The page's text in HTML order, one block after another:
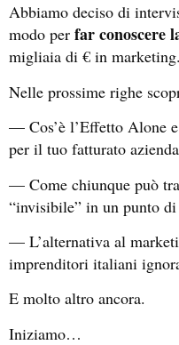
Abbiamo deciso di
modo per far conoscere
migliaia di € in marketing.
Nelle prossime righe
— Cos’è l’Effetto Alone
per il tuo fatturato
— Come chiunque può
“invisibile” in un punto
— L’alternativa al
imprenditori italiani
E molto altro ancora.
Iniziamo…